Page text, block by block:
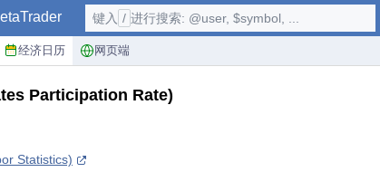
经济日历 网页端
键入 / 进行搜索: @user, $symbol, ...
Participation Rate)
Statistics)